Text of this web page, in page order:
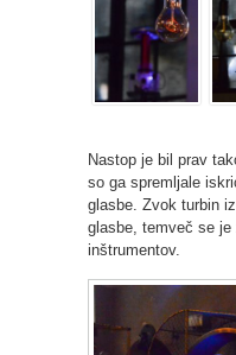
Nastop je bil prav
so ga spremljale
glasbe. Zvok turbin
glasbe, temveč se
inštrumentov.